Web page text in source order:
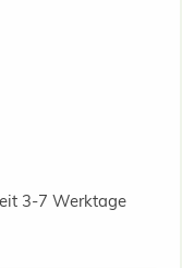
3-7 Werktage